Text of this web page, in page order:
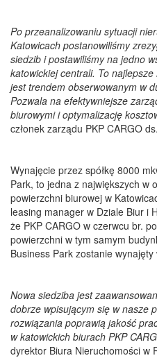
Po przeanalizowaniu sytuacji
Katowicach postanowiliśmy
siedzib i postawiliśmy na jedno
katowickiej centrali. To
jest trendem obserwowanym w
Pozwala na efektywniejsze
biurowymi i optymalizację
członek zarządu PKP CARGO
Wynajęcie przez spółkę 8000
Park, to jedna z największych w
powierzchni biurowej w
leasing manager w Dziale Biur i
że PKP CARGO w czerwcu br.
powierzchni w tym samym
Business Park zostanie wynajęty
Nowa siedziba jest
dobrze wpisującym się w nasze
rozwiązania poprawią jakość
w katowickich biurach PKP
dyrektor Biura Nieruchomości w